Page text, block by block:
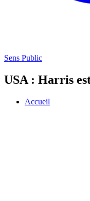
Sens Public
USA : Harris
Accueil